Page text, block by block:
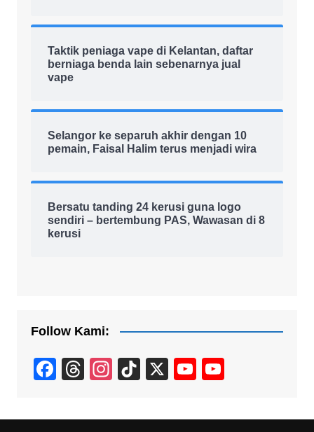
Taktik peniaga vape di Kelantan, daftar
berniaga benda lain sebenarnya jual
vape
Selangor ke separuh akhir dengan 10
pemain, Faisal Halim terus menjadi wira
Bersatu tanding 24 kerusi guna logo
sendiri – bertembung PAS, Wawasan di 8
kerusi
Follow Kami:
F
c
T
e
In
a
Ti
T
X Y
u
Y
u